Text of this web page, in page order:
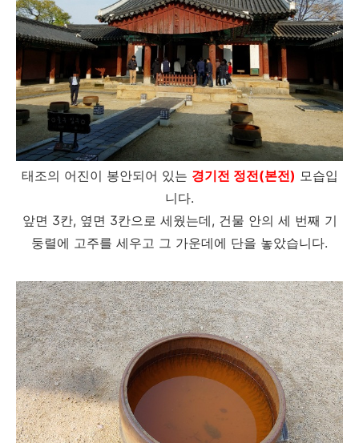
태조의 어진이 봉안되어 있는 경기전 정전(본전) 모습입
니다.
앞면 3칸, 옆면 3칸으로 세웠는데, 건물 안의 세 번째 기
둥렬에 고주를 세우고 그 가운데에 단을 놓았습니다.